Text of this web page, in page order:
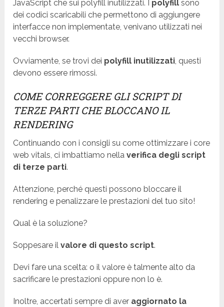
JavaScript che sui polyfill inutilizzati. I polyfill sono
dei codici scaricabili che permettono di aggiungere
interfacce non implementate, venivano utilizzati nei
vecchi browser.
Ovviamente, se trovi dei polyfill inutilizzati, questi
devono essere rimossi.
COME CORREGGERE GLI SCRIPT DI
TERZE PARTI CHE BLOCCANO IL
RENDERING
Continuando con i consigli su come ottimizzare i core
web vitals, ci imbattiamo nellaverifica degli script
di terze parti.
Attenzione, perché questi possono bloccare il
rendering e penalizzare le prestazioni del tuo sito!
Qual è la soluzione?
Soppesare ilvalore di questo script.
Devi fare una scelta: o il valore è talmente alto da
sacrificare le prestazioni oppure non lo è.
Inoltre, accertati sempre di aver aggiornato la